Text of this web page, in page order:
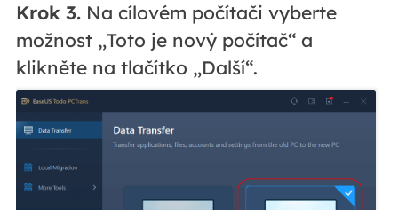
Krok 3.Na cílovém počítači vyberte
možnost „Toto je nový počítač“ a
klikněte na tlačítko „Další“.